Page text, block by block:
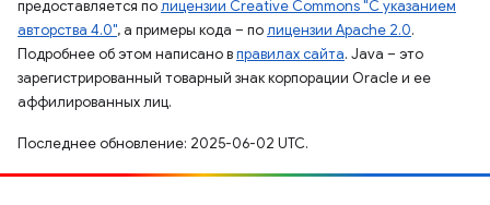
предоставляется полицензии Creative Commons "С указанием
авторства 4.0", а примеры кода – полицензии Apache 2.0.
Подробнее об этом написано вправилах сайта. Java – это
зарегистрированный товарный знак корпорации Oracle и ее
аффилированных лиц.
Последнее обновление: 2025-06-02 UTC.